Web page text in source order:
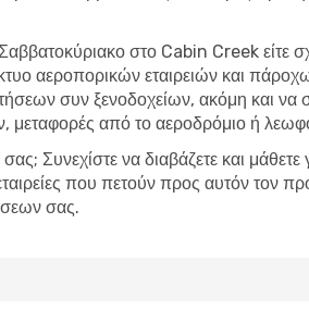
στο Cabin Creek είτε
αεροπορικών εταιρειών και
συν ξενοδοχείων, ακόμη και να
μεταφορές από το αεροδρόμιο ή
Συνεχίστε να διαβάζετε και
που πετούν προς αυτόν τον
σας.